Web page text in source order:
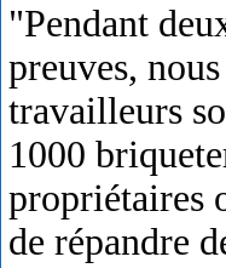
"Pendant
preuves,
travailleurs
1000
propriétaires
de répandre